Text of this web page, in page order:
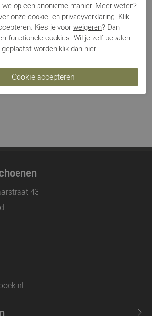
43
op een anonieme manier. Meer weten?
onze cookie- en privacyverklaring. Klik
Kies je voor weigeren? Dan
functionele cookies. Wil je zelf bepalen
worden klik dan hier.